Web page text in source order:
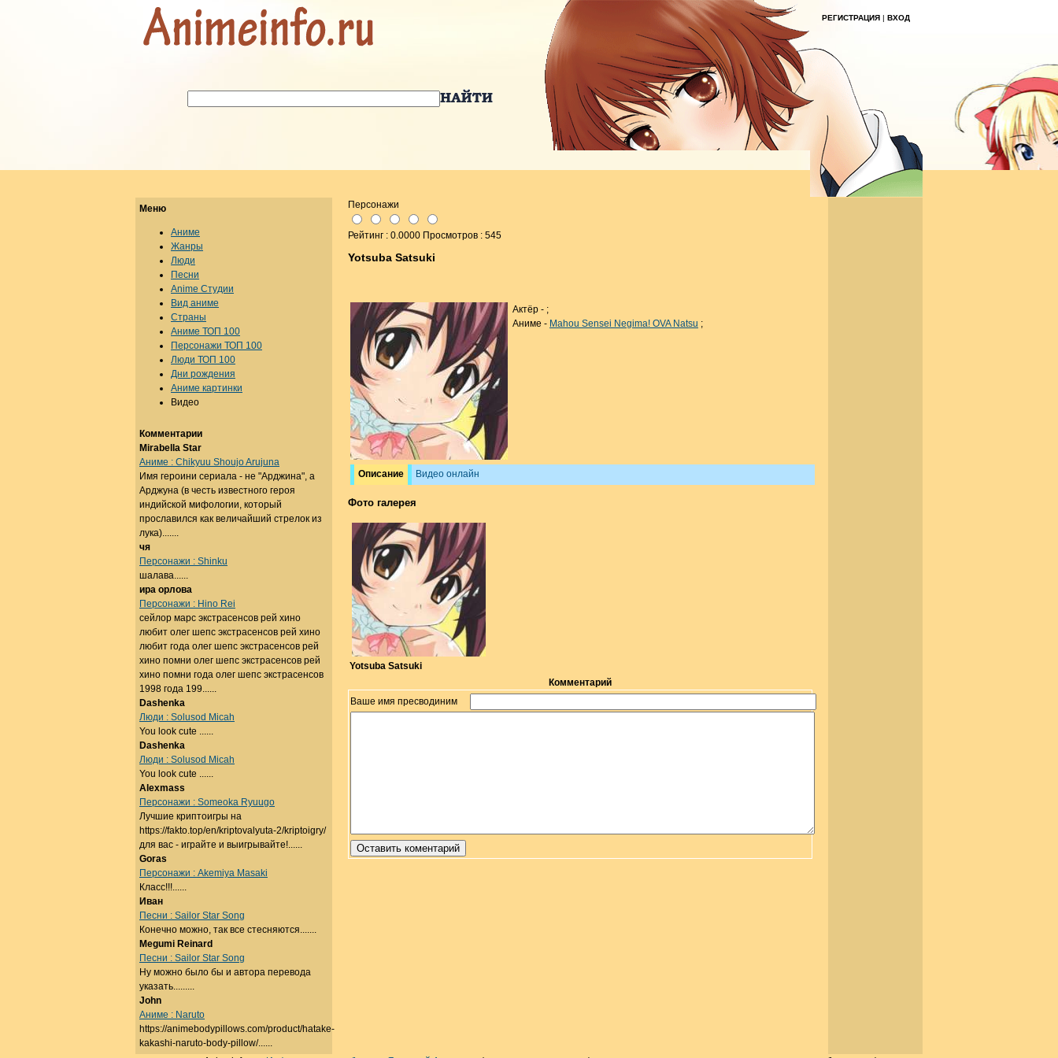
РЕГИСТРАЦИЯ | ВХОД
Персонажи
Рейтинг : 0.0000 Просмотров : 545
Yotsuba Satsuki
Актёр - ;
Аниме - Mahou Sensei Negima! OVA Natsu ;
Описание Видео онлайн
Фото галерея
Yotsuba Satsuki
Комментарий
Ваше имя пресводиним
Меню
Аниме
Жанры
Люди
Песни
Anime Студии
Вид аниме
Страны
Аниме ТОП 100
Персонажи ТОП 100
Люди ТОП 100
Дни рождения
Аниме картинки
Видео
Комментарии
Mirabella Star
Аниме : Chikyuu Shoujo Arujuna
Имя героини сериала - не "Арджина", а
Арджуна (в честь известного героя
индийской мифологии, который
прославился как величайший стрелок из
лука).......
чя
Персонажи : Shinku
шалава......
ира орлова
Персонажи : Hino Rei
сейлор марс экстрасенсов рей хино
любит олег шепс экстрасенсов рей хино
любит года олег шепс экстрасенсов рей
хино помни олег шепс экстрасенсов рей
хино помни года олег шепс экстрасенсов
1998 года 199......
Dashenka
Люди : Solusod Micah
You look cute ......
Dashenka
Люди : Solusod Micah
You look cute ......
Alexmass
Персонажи : Someoka Ryuugo
Лучшие криптоигры на
https://fakto.top/en/kriptovalyuta-2/kriptoigry/
для вас - играйте и выигрывайте!......
Goras
Персонажи : Akemiya Masaki
Класс!!!......
Иван
Песни : Sailor Star Song
Конечно можно, так все стесняются.......
Megumi Reinard
Песни : Sailor Star Song
Ну можно было бы и автора перевода
указать.........
John
Аниме : Naruto
https://animebodypillows.com/product/hatake-
kakashi-naruto-body-pillow/......